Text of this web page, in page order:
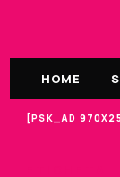
HOME
[PSK_AD